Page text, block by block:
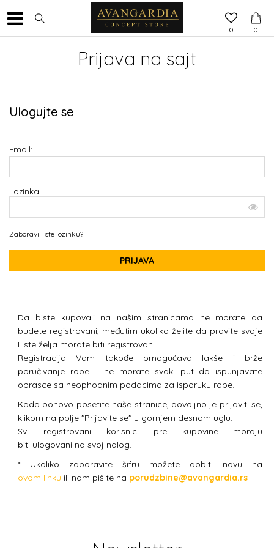
0
0
Prijava na sajt
Ulogujte se
Email:
Lozinka:
Zaboravili ste lozinku?
PRIJAVA
Da biste kupovali na našim stranicama ne morate da
budete registrovani, međutim ukoliko želite da pravite svoje
Liste želja morate biti registrovani.
Registracija Vam takođe omogućava lakše i brže
poručivanje robe – ne morate svaki put da ispunjavate
obrasce sa neophodnim podacima za isporuku robe.
Kada ponovo posetite naše stranice, dovoljno je prijaviti se,
klikom na polje "Prijavite se" u gornjem desnom uglu.
Svi registrovani korisnici pre kupovine moraju
biti ulogovani na svoj nalog.
* Ukoliko zaboravite šifru možete dobiti novu na
ovom linku ili nam pišite na porudzbine@avangardia.rs